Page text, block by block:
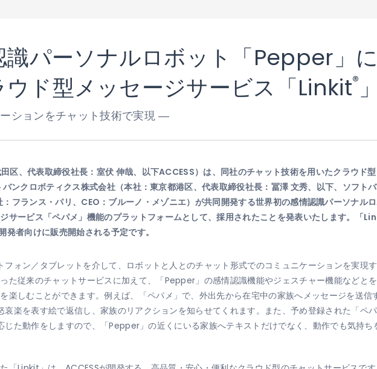
識パーソナルロボット「Pepper」に
ウド型メッセージサービス「Linkit®
ションをチャット技術で実現 ―
区、代表取締役社長：室伏 伸哉、以下ACCESS）は、同社のチャット技術を用いたクラウド
バンクロボティクス株式会社（本社：東京都港区、代表取締役社長：冨澤 文秀、以下、ソフトバ
フランス・パリ、CEO：ブルーノ・メゾニエ）が共同開発する世界初の感情認識パーソナル
サービス「ペパメ」機能のプラットフォームとして、採用されたことを発表いたします。「
者向けに販売開始される予定です。
フォン／タブレットを介して、ロボットと人とのチャット形式でのコミュニケーションを実現
た従来のチャットサービスに加えて、「Pepper」の感情認識機能やジェスチャー機能などと
楽しむことができます。例えば、「ペパメ」で、外出先から在宅中の家族へメッセージを送信
楽を表す絵で返信し、家族のリアクションを知らせてくれます。また、予め登録された「ペ
た動作をしますので、「Pepper」の近くにいる家族へテキストだけでなく、動作でも気持ち